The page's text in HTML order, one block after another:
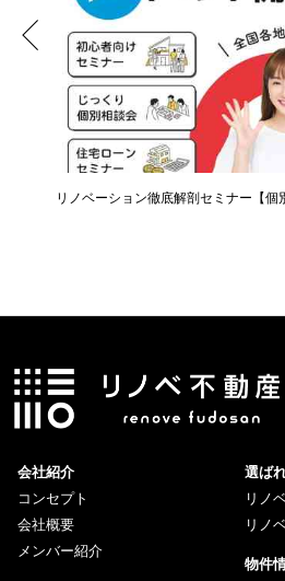
リノベーション徹底解剖セミナー【個
会社紹介
コンセプト
会社概要
メンバー紹介
選ば
リノ
リノ
物件